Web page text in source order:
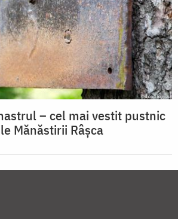
– cel mai vestit pustnic
Mănăstirii Râșca